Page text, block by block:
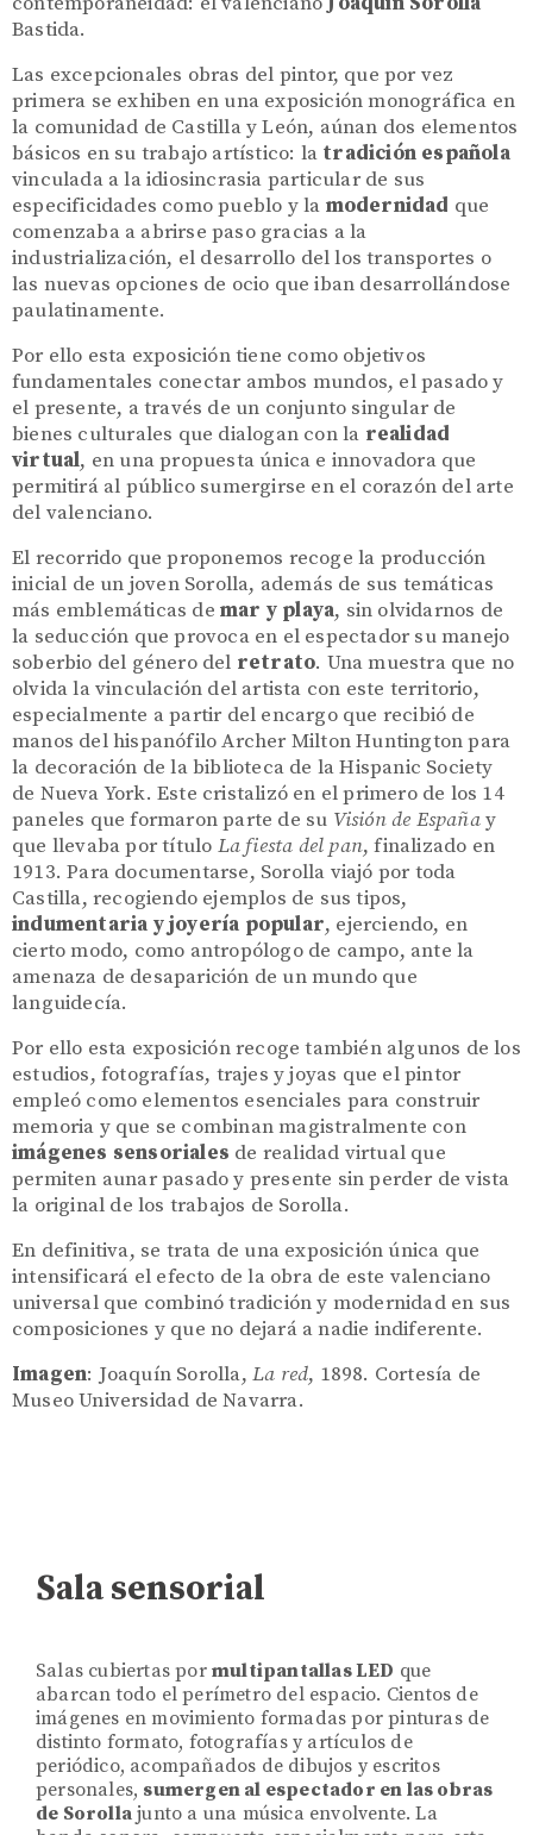
Bastida.
Las excepcionales obras del pintor, que por vez
primera se exhiben en una exposición monográfica en
la comunidad de Castilla y León, aúnan dos elementos
básicos en su trabajo artístico: la tradición española
vinculada a la idiosincrasia particular de sus
especificidades como pueblo y la modernidad que
comenzaba a abrirse paso gracias a la
industrialización, el desarrollo del los transportes o
las nuevas opciones de ocio que iban desarrollándose
paulatinamente.
Por ello esta exposición tiene como objetivos
fundamentales conectar ambos mundos, el pasado y
el presente, a través de un conjunto singular de
bienes culturales que dialogan con la realidad
virtual, en una propuesta única e innovadora que
permitirá al público sumergirse en el corazón del arte
del valenciano.
El recorrido que proponemos recoge la producción
inicial de un joven Sorolla, además de sus temáticas
más emblemáticas de mar y playa, sin olvidarnos de
la seducción que provoca en el espectador su manejo
soberbio del género del retrato. Una muestra que no
olvida la vinculación del artista con este territorio,
especialmente a partir del encargo que recibió de
manos del hispanófilo Archer Milton Huntington para
la decoración de la biblioteca de la Hispanic Society
de Nueva York. Este cristalizó en el primero de los 14
paneles que formaron parte de su Visión de Españay
que llevaba por título La fiesta del pan, finalizado en
1913. Para documentarse, Sorolla viajó por toda
Castilla, recogiendo ejemplos de sus tipos,
indumentaria y joyería popular, ejerciendo, en
cierto modo, como antropólogo de campo, ante la
amenaza de desaparición de un mundo que
languidecía.
Por ello esta exposición recoge también algunos de los
estudios, fotografías, trajes y joyas que el pintor
empleó como elementos esenciales para construir
memoria y que se combinan magistralmente con
imágenes sensoriales de realidad virtual que
permiten aunar pasado y presente sin perder de vista
la original de los trabajos de Sorolla.
En definitiva, se trata de una exposición única que
intensificará el efecto de la obra de este valenciano
universal que combinó tradición y modernidad en sus
composiciones y que no dejará a nadie indiferente.
Imagen: Joaquín Sorolla,La red, 1898. Cortesía de
Museo Universidad de Navarra.
Sala sensorial
Salas cubiertas por multipantallas LED que
abarcan todo el perímetro del espacio. Cientos de
imágenes en movimiento formadas por pinturas de
distinto formato, fotografías y artículos de
periódico, acompañados de dibujos y escritos
personales, sumergen al espectador en las obras
de Sorolla junto a una música envolvente. La